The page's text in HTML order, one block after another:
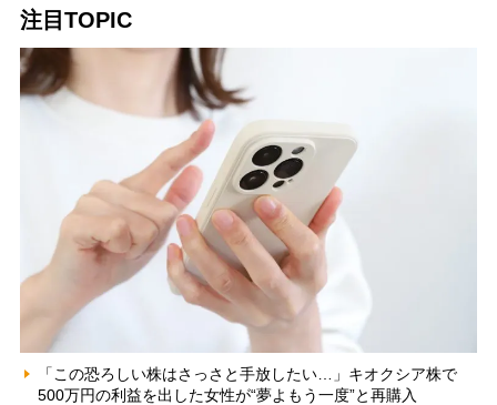
注目TOPIC
「この恐ろしい株はさっさと手放したい…」キオクシア株で
500万円の利益を出した女性が“夢よもう一度”と再購入